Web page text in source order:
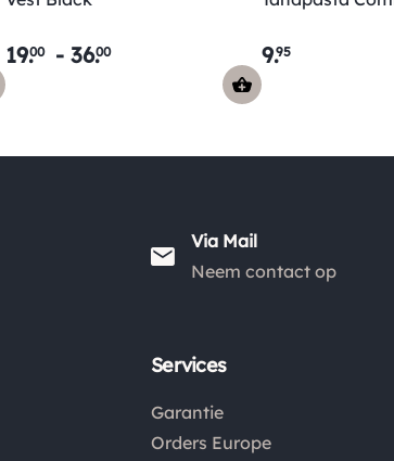
19.00 - 36.00 9.95
Via Mail
Neem contact op
Services
Garantie
Orders Europe